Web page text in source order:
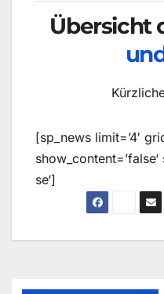
Übersicht
[sp_news limit=’4′
se‘]